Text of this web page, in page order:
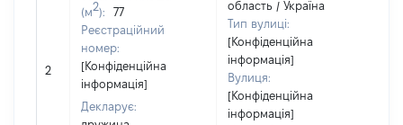
2
(м2):
77
Реєстраційний
номер:
[Конфіденційна
інформація]
Декларує:
область / Україна
Тип вулиці:
[Конфіденційна
інформація]
Вулиця:
[Конфіденційна
інформація]